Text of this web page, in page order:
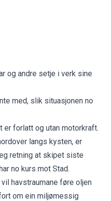
og andre setje i verk sine
med, slik situasjonen no
forlatt og utan motorkraft.
langs kysten, er
retning at skipet siste
no kurs mot Stad.
havstraumane føre oljen
om ein miljømessig